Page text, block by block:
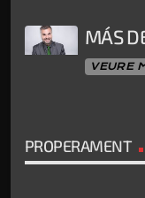
MÁS
VEURE
PROPERAMENT